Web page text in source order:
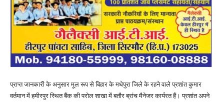
प्राप्त जानकारी के अनुसार मूल रूप से बिहार के मधेपुरा जिले के रहने वाले प्रशांत कुमार
वर्तमान में हमीरपुर स्थित बैंक की परोल शाखा में बतौर ब्रांच मैनेजर कार्यरत हैं। प्रशांत अपने